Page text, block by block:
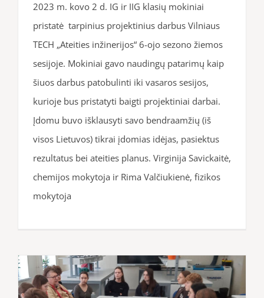
2023 m. kovo 2 d. IG ir IIG klasių mokiniai
pristatė tarpinius projektinius darbus Vilniaus
TECH „Ateities inžinerijos“ 6-ojo sezono žiemos
sesijoje. Mokiniai gavo naudingų patarimų kaip
šiuos darbus patobulinti iki vasaros sesijos,
kurioje bus pristatyti baigti projektiniai darbai.
Įdomu buvo išklausyti savo bendraamžių (iš
visos Lietuvos) tikrai įdomias idėjas, pasiektus
rezultatus bei ateities planus. Virginija Savickaitė,
chemijos mokytoja ir Rima Valčiukienė, fizikos
mokytoja